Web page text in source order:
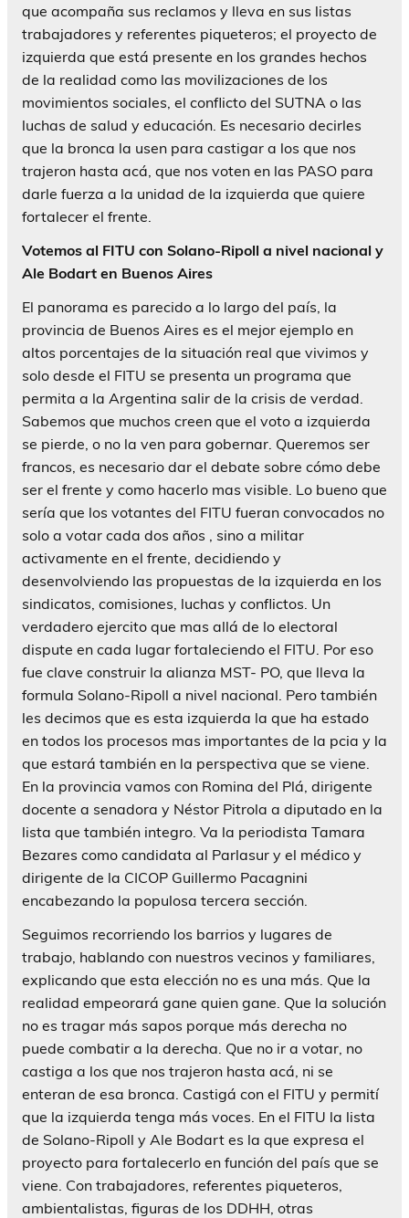
que acompaña sus reclamos y lleva en sus listas
trabajadores y referentes piqueteros; el proyecto de
izquierda que está presente en los grandes hechos
de la realidad como las movilizaciones de los
movimientos sociales, el conflicto del SUTNA o las
luchas de salud y educación. Es necesario decirles
que la bronca la usen para castigar a los que nos
trajeron hasta acá, que nos voten en las PASO para
darle fuerza a la unidad de la izquierda que quiere
fortalecer el frente.
Votemos al FITU con Solano-Ripoll a nivel nacional y
Ale Bodart en Buenos Aires
El panorama es parecido a lo largo del país, la
provincia de Buenos Aires es el mejor ejemplo en
altos porcentajes de la situación real que vivimos y
solo desde el FITU se presenta un programa que
permita a la Argentina salir de la crisis de verdad.
Sabemos que muchos creen que el voto a izquierda
se pierde, o no la ven para gobernar. Queremos ser
francos, es necesario dar el debate sobre cómo debe
ser el frente y como hacerlo mas visible. Lo bueno que
sería que los votantes del FITU fueran convocados no
solo a votar cada dos años , sino a militar
activamente en el frente, decidiendo y
desenvolviendo las propuestas de la izquierda en los
sindicatos, comisiones, luchas y conflictos. Un
verdadero ejercito que mas allá de lo electoral
dispute en cada lugar fortaleciendo el FITU. Por eso
fue clave construir la alianza MST- PO, que lleva la
formula Solano-Ripoll a nivel nacional. Pero también
les decimos que es esta izquierda la que ha estado
en todos los procesos mas importantes de la pcia y la
que estará también en la perspectiva que se viene.
En la provincia vamos con Romina del Plá, dirigente
docente a senadora y Néstor Pitrola a diputado en la
lista que también integro. Va la periodista Tamara
Bezares como candidata al Parlasur y el médico y
dirigente de la CICOP Guillermo Pacagnini
encabezando la populosa tercera sección.
Seguimos recorriendo los barrios y lugares de
trabajo, hablando con nuestros vecinos y familiares,
explicando que esta elección no es una más. Que la
realidad empeorará gane quien gane. Que la solución
no es tragar más sapos porque más derecha no
puede combatir a la derecha. Que no ir a votar, no
castiga a los que nos trajeron hasta acá, ni se
enteran de esa bronca. Castigá con el FITU y permití
que la izquierda tenga más voces. En el FITU la lista
de Solano-Ripoll y Ale Bodart es la que expresa el
proyecto para fortalecerlo en función del país que se
viene. Con trabajadores, referentes piqueteros,
ambientalistas, figuras de los DDHH, otras